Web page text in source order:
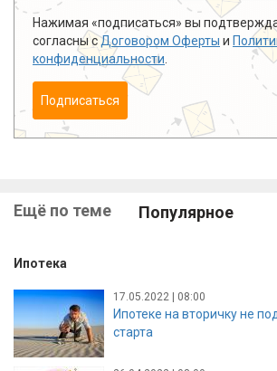
Нажимая «подписаться» вы
согласны сДоговором Оферты и
конфиденциальности
Подписаться
Ещё по теме Популярное
Ипотека
17.05.2022 | 08:00
Ипотеке на вторичку не
старта